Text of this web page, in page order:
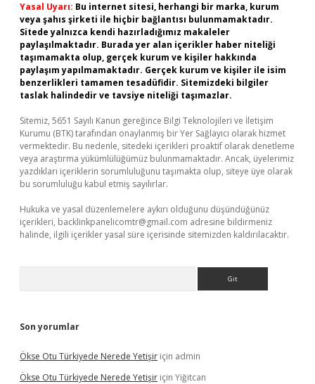
Yasal Uyarı: Bu internet sitesi, herhangi bir marka, kurum
veya şahıs şirketi ile hiçbir bağlantısı bulunmamaktadır.
Sitede yalnızca kendi hazırladığımız makaleler
paylaşılmaktadır. Burada yer alan içerikler haber niteliği
taşımamakta olup, gerçek kurum ve kişiler hakkında
paylaşım yapılmamaktadır. Gerçek kurum ve kişiler ile isim
benzerlikleri tamamen tesadüfidir. Sitemizdeki bilgiler
taslak halindedir ve tavsiye niteliği taşımazlar.
Sitemiz, 5651 Sayılı Kanun gereğince Bilgi Teknolojileri ve İletişim
Kurumu (BTK) tarafından onaylanmış bir Yer Sağlayıcı olarak hizmet
vermektedir. Bu nedenle, sitedeki içerikleri proaktif olarak denetleme
veya araştırma yükümlülüğümüz bulunmamaktadır. Ancak, üyelerimiz
yazdıkları içeriklerin sorumluluğunu taşımakta olup, siteye üye olarak
bu sorumluluğu kabul etmiş sayılırlar.
Hukuka ve yasal düzenlemelere aykırı olduğunu düşündüğünüz
içerikleri, backlinkpanelicomtr@gmail.com adresine bildirmeniz
halinde, ilgili içerikler yasal süre içerisinde sitemizden kaldırılacaktır.
Son yorumlar
Ökse Otu Türkiyede Nerede Yetişir için admin
Ökse Otu Türkiyede Nerede Yetişir için Yiğitcan